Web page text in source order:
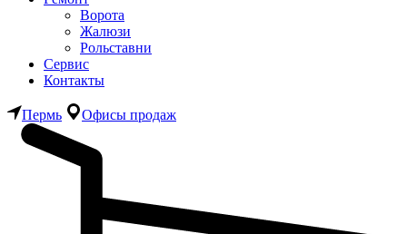
Ворота
Жалюзи
Рольставни
Сервис
Контакты
Пермь Офисы продаж